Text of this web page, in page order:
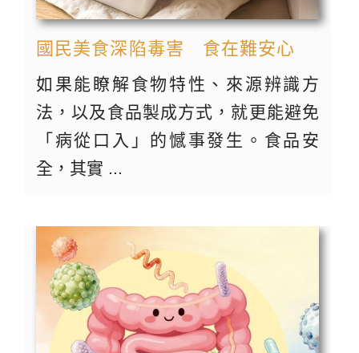
國民美食深陷毒害 食在難安心
如果能瞭解食物特性、來源辨識方
法，以及食品製成方式，就更能避免
「病從口入」的憾事發生。食品安
全，其實 ...